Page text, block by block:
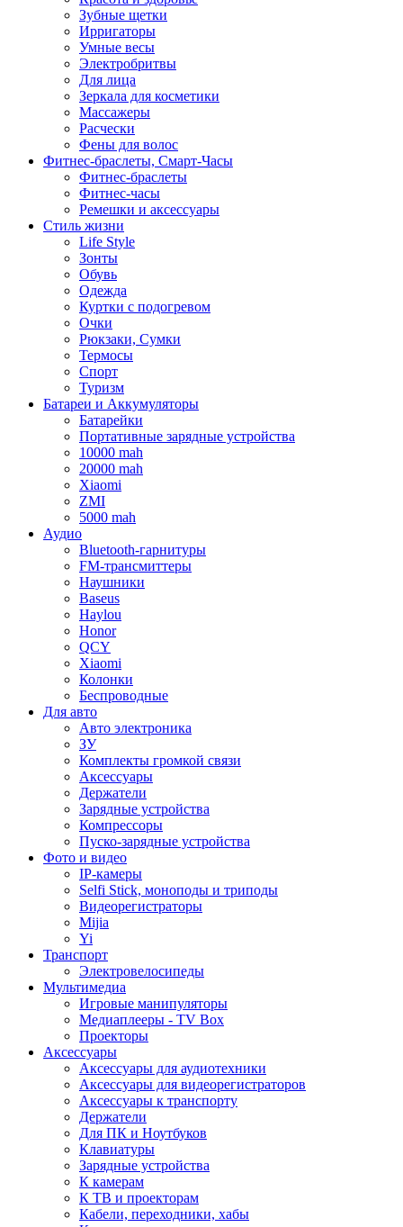
Зубные щетки
Ирригаторы
Умные весы
Электробритвы
Для лица
Зеркала для косметики
Массажеры
Расчески
Фены для волос
Фитнес-браслеты, Смарт-Часы
Фитнес-браслеты
Фитнес-часы
Ремешки и аксессуары
Стиль жизни
Life Style
Зонты
Обувь
Одежда
Куртки с подогревом
Очки
Рюкзаки, Сумки
Термосы
Спорт
Туризм
Батареи и Аккумуляторы
Батарейки
Портативные зарядные устройства
10000 mah
20000 mah
Xiaomi
ZMI
5000 mah
Аудио
Bluetooth-гарнитуры
FM-трансмиттеры
Наушники
Baseus
Haylou
Honor
QCY
Xiaomi
Колонки
Беспроводные
Для авто
Авто электроника
ЗУ
Комплекты громкой связи
Аксессуары
Держатели
Зарядные устройства
Компрессоры
Пуско-зарядные устройства
Фото и видео
IP-камеры
Selfi Stick, моноподы и триподы
Видеорегистраторы
Mijia
Yi
Транспорт
Электровелосипеды
Мультимедиа
Игровые манипуляторы
Медиаплееры - TV Box
Проекторы
Аксессуары
Аксессуары для аудиотехники
Аксессуары для видеорегистраторов
Аксессуары к транспорту
Держатели
Для ПК и Ноутбуков
Клавиатуры
Зарядные устройства
К камерам
К ТВ и проекторам
Кабели, переходники, хабы